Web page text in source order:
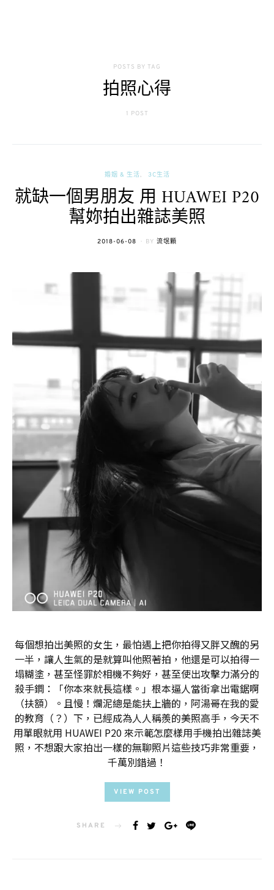
POSTS BY TAG
拍照心得
1 POST
婚姻 & 生活 3C生活
就缺一個男朋友 用 HUAWEI P20
幫妳拍出雜誌美照
POSTED
2018-06-08 BY 流氓顆
每個想拍出美照的女生，最怕遇上把你拍得又胖又醜的另
一半，讓人生氣的是就算叫他照著拍，他還是可以拍得一
塌糊塗，甚至怪罪於相機不夠好，甚至使出攻擊力滿分的
殺手鐧：「你本來就長這樣。」根本逼人當街拿出電鋸啊
（扶額）。且慢！爛泥總是能扶上牆的，阿湯哥在我的愛
的教育（？）下，已經成為人人稱羨的美照高手，今天不
用單眼就用 HUAWEI P20 來示範怎麼樣用手機拍出雜誌美
照，不想跟大家拍出一樣的無聊照片這些技巧非常重要，
千萬別錯過！
VIEW POST
SHARE